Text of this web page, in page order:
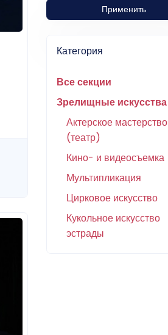
Применить
Категория
Все секции
Зрелищные искусства
Актерское мастерство
(театр)
Кино- и видеосъемка
Мультипликация
Цирковое искусство
Кукольное искусство
эстрады